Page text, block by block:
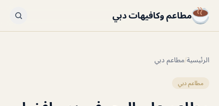
مطاعم وكافيهات دبي
الرئيسية/مطاعم دبي
مطاعم دبي